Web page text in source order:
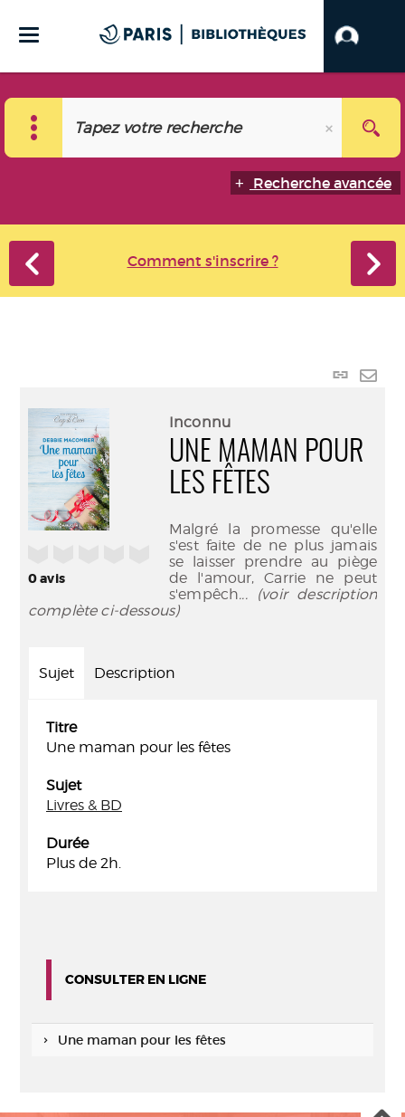
Recherche avancée
Comment s'inscrire ?
Lien
0avis
Inconnu
UNE MAMAN POUR
LES FÊTES
Malgré la promesse qu'elle
s'est faite de ne plus jamais
se laisser prendre au piège
de l'amour, Carrie ne peut
s'empêch... (voir description
complète ci-dessous)
Sujet Description
Titre
Une maman pour les fêtes
Sujet
Livres & BD
Durée
Plus de 2h.
CONSULTER EN LIGNE
Une maman pour les fêtes